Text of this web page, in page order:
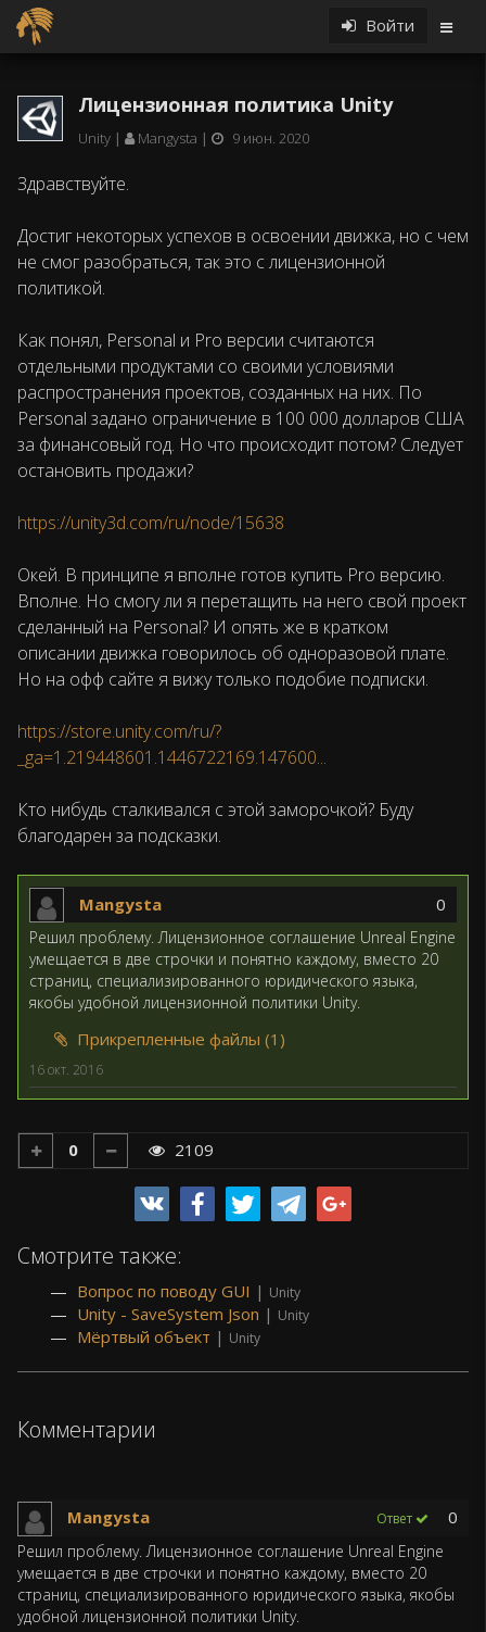
Войти
Лицензионная политика Unity
Unity Mangysta 9 июн. 2020
Здравствуйте.
Достиг некоторых успехов в освоении движка, но с чем
не смог разобраться, так это с лицензионной
политикой.
Как понял, Personal и Pro версии считаются
отдельными продуктами со своими условиями
распространения проектов, созданных на них. По
Personal задано ограничение в 100 000 долларов США
за финансовый год. Но что происходит потом? Следует
остановить продажи?
https://unity3d.com/ru/node/15638
Окей. В принципе я вполне готов купить Pro версию.
Вполне. Но смогу ли я перетащить на него свой проект
сделанный на Personal? И опять же в кратком
описании движка говорилось об одноразовой плате.
Но на офф сайте я вижу только подобие подписки.
https://store.unity.com/ru/?
_ga=1.219448601.1446722169.147600...
Кто нибудь сталкивался с этой заморочкой? Буду
благодарен за подсказки.
ОтветMangysta 0
Решил проблему. Лицензионное соглашение Unreal Engine
умещается в две строчки и понятно каждому, вместо 20
страниц, специализированного юридического языка,
якобы удобной лицензионной политики Unity.
Прикрепленные файлы (1)
16 окт. 2016
0 2109
Смотрите также:
Вопрос по поводу GUI | Unity
Unity - SaveSystem Json | Unity
Мёртвый объект | Unity
Комментарии
Mangysta Ответ 0
Решил проблему. Лицензионное соглашение Unreal Engine
умещается в две строчки и понятно каждому, вместо 20
страниц, специализированного юридического языка, якобы
удобной лицензионной политики Unity.